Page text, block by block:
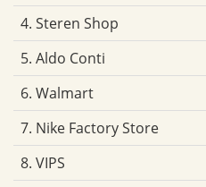
4. Steren Shop
5. Aldo Conti
6. Walmart
7. Nike Factory Store
8. VIPS